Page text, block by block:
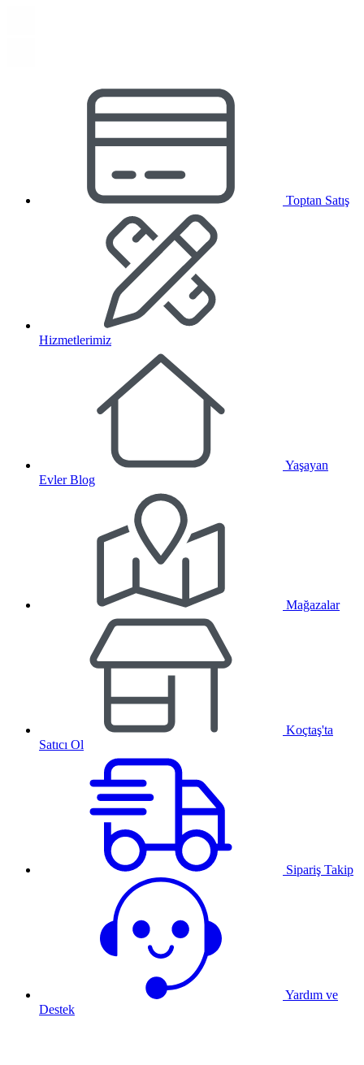
Toptan Satış
Hizmetlerimiz
Yaşayan
Evler Blog
Mağazalar
Koçtaş'ta
Satıcı Ol
Sipariş Takip
Yardım ve
Destek